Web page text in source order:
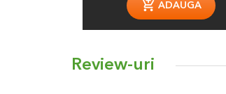
ADAUGA
Review-uri